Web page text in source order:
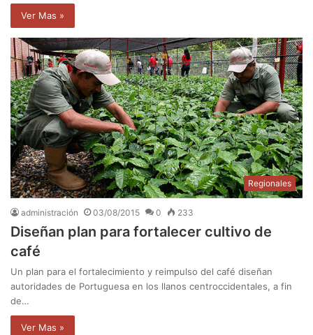
Ver Mas »
Regionales
administración 03/08/2015 0 233
Diseñan plan para fortalecer cultivo de
café
Un plan para el fortalecimiento y reimpulso del café diseñan
autoridades de Portuguesa en los llanos centroccidentales, a fin
de…
Ver Mas »